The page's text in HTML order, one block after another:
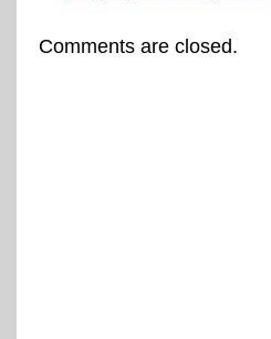
Comments are closed.